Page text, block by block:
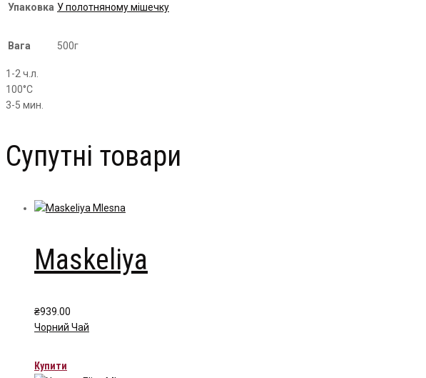
Упаковка У полотняному мішечку
Вага 500г
1-2 ч.л.
100°С
3-5 мин.
Супутні товари
Maskeliya
₴939.00
Чорний Чай
Купити